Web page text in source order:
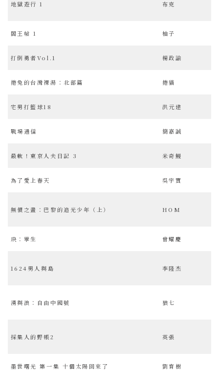
地獄遊行 1 布克
閻王帖 1 柚子
打倒勇者Vol.1 楊政諭
捲兔的台灣裸湯：北部篇 捲貓
宅男打籃球18 洪元建
戰場通信 簡嘉誠
最軟！東京人夫日記 3 米奇鰻
為了愛上春天 吳宇實
無價之畫：巴黎的追光少年（上） HOM
玦：孿生 曾耀慶
1624男人與島 李隆杰
湧與浪：自由中國號 狼七
採集人的野帳2 英張
墨世曙光 第一集 十個太陽回來了 劉育樹